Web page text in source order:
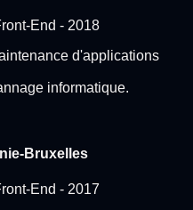
End - 2018
d'applications
informatique.
Bruxelles
End - 2017